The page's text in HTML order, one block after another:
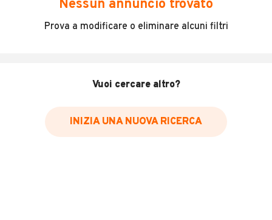
Incidenti in cui è stato coinvolto il veicolo
Data e luogo delle revisioni effettuate
Inserisci il numero di targa per verificare la disponibilità
Nessun annuncio trovato
Prova a modificare o eliminare alcuni filtri
Vuoi cercare altro?
INIZIA UNA NUOVA RICERCA